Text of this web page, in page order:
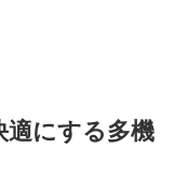
にする多機